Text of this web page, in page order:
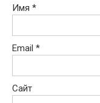
Имя *
Email *
Сайт